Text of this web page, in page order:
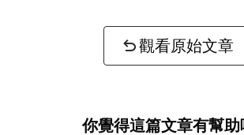
觀看原始文章
你覺得這篇文章有幫助